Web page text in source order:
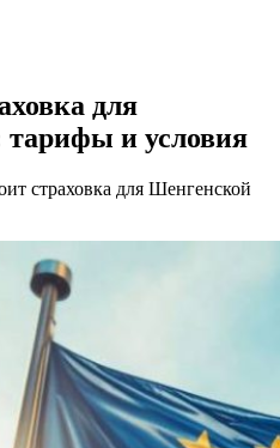
для
и условия
страховка для Шенгенской